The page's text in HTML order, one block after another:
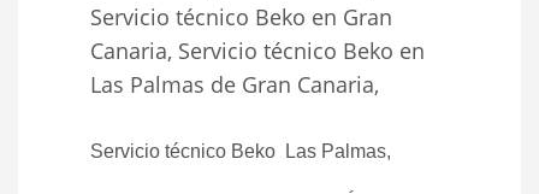
Servicio técnico Beko en Gran
Canaria, Servicio técnico Beko en
Las Palmas de Gran Canaria,
Servicio técnico Beko Las Palmas,